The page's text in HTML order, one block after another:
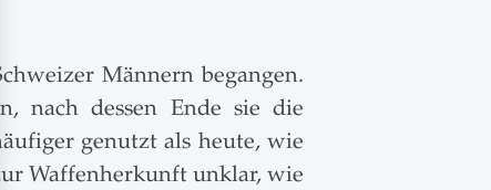
Männern begangen.
nach dessen Ende sie die
genutzt als heute, wie
Waffenherkunft unklar, wie